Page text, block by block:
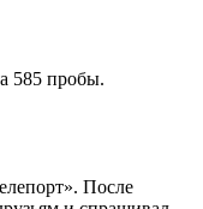
585 пробы.
После